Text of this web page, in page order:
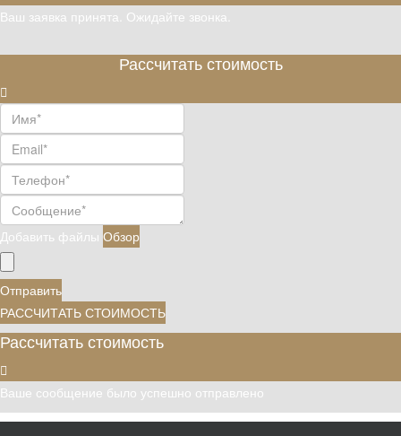
Ваш заявка принята. Ожидайте звонка.
Рассчитать стоимость
Добавить файлы Обзор
Отправить
РАССЧИТАТЬ СТОИМОСТЬ
Рассчитать стоимость
Ваше сообщение было успешно отправлено